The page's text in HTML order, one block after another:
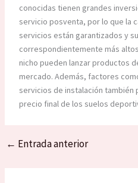
conocidas tienen grandes
servicio posventa, por lo que la
servicios están garantizados y
correspondientemente más
nicho pueden lanzar productos
mercado. Además, factores
servicios de instalación también
precio final de los suelos
← Entrada anterior